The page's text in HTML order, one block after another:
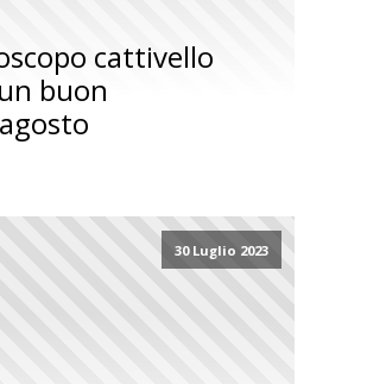
cattivello
buon
30 Luglio 2023